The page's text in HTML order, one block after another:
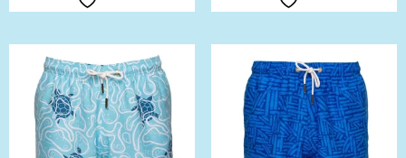
producto
múltiples
variantes.
Las
opciones
se
pueden
producto
múltiples
variantes.
Las
opciones
se
pueden